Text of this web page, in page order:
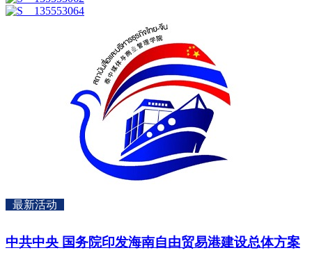
最新活动
中共中央 国务院印发海南自由贸易港建设总体方案